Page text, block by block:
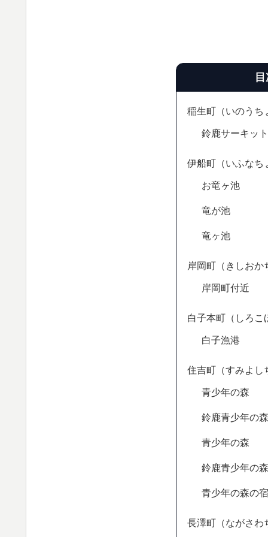
稲生町（いのうち
鈴鹿サーキット
伊船町（いふなち
お竜ヶ池
竜が池
竜ヶ池
岸岡町（きしおか
岸岡町付近
白子本町（しろこ
白子漁港
住吉町（すみよし
青少年の森
鈴鹿青少年の森
青少年の森
鈴鹿青少年の
青少年の森の
長澤町（ながさわ